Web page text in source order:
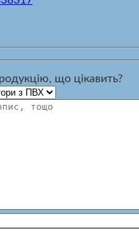
що цікавить?